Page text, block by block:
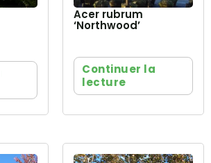
Acer rubrum
‘Northwood’
Continuer la
lecture